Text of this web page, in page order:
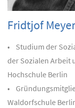
Fridtjof
• Studium der
der Sozialen Arbeit
Hochschule Berlin
•
Waldorfschule